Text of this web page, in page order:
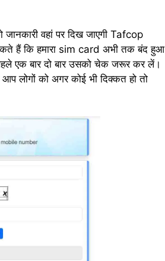
वहां पर दिख जाएगी Tafcop
हैं कि हमारा sim card अभी तक बंद हुआ
पहले एक बार दो बार उसको चेक जरूर कर लें।
लोगों को अगर कोई भी दिक्कत हो तो